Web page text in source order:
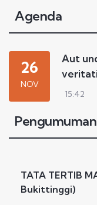
Agenda
26
NOV
Aut
15:42
Pengumuman
TATA TERTIB
Bukittinggi)